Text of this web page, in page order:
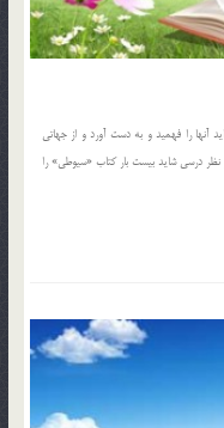
آنها را فهمید و به دست آورد و از جهاتی
نظر درسی شاید بیست بار کتاب «سیوطی» را